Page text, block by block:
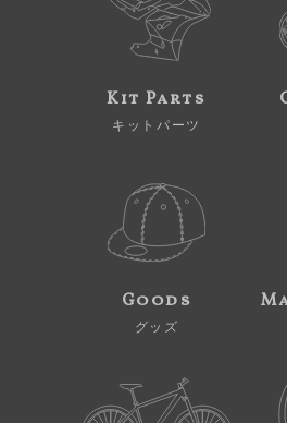
Kit Parts
キットパーツ
Goods
グッズ